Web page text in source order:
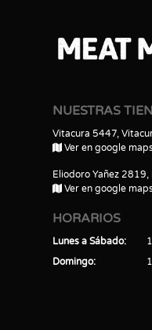
NUESTRAS
Vitacura 5447,
Ver en google
Eliodoro Yañez 2819,
Ver en google
HORARIOS
Lunes a Sábado
Domingo